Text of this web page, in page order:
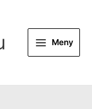
Meny